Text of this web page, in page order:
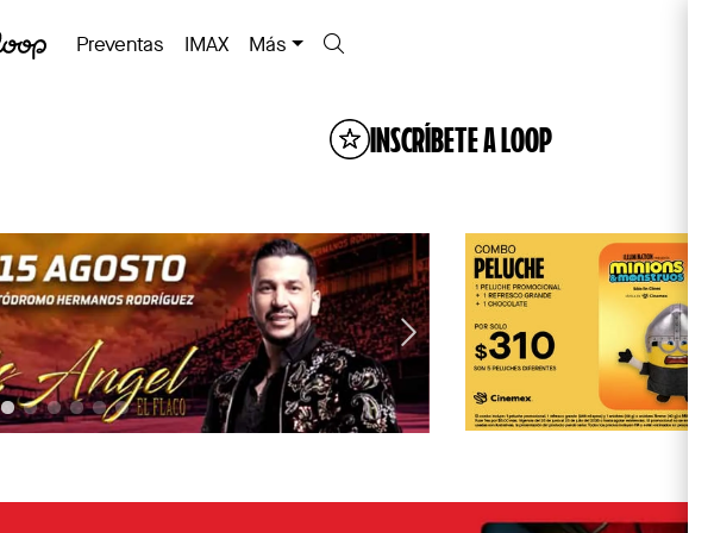
Preventas IMAX Más
INSCRÍBETE A LOOP